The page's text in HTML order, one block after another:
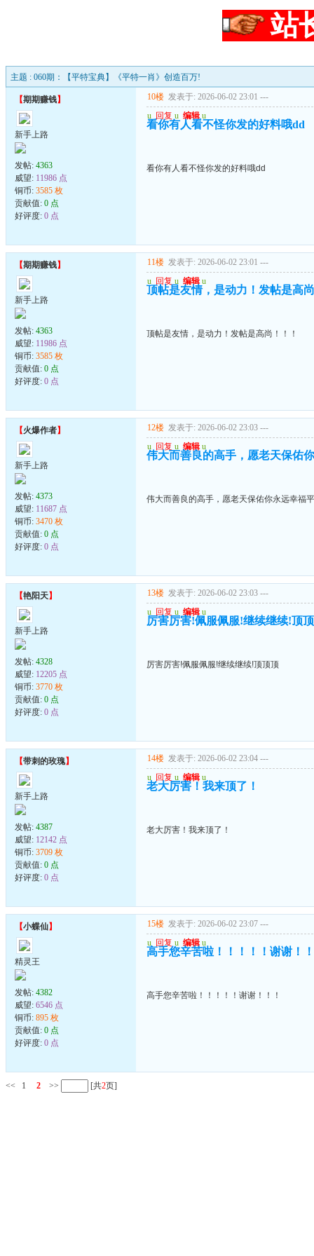
站
主题 : 060期：【平特宝典】《平特一肖》创造百万!
【期期赚钱】
新手上路
发帖: 4363
威望: 11986 点
铜币: 3585 枚
贡献值: 0 点
好评度: 0 点
10楼 发表于: 2026-06-02 23:01 ---
u 回复 u 编辑 u
看你有人看不怪你发的好料哦dd
看你有人看不怪你发的好料哦dd
【期期赚钱】
新手上路
发帖: 4363
威望: 11986 点
铜币: 3585 枚
贡献值: 0 点
好评度: 0 点
11楼 发表于: 2026-06-02 23:01 ---
u 回复 u 编辑 u
顶帖是友情，是动力！发帖是高
顶帖是友情，是动力！发帖是高尚！！！
【火爆作者】
新手上路
发帖: 4373
威望: 11687 点
铜币: 3470 枚
贡献值: 0 点
好评度: 0 点
12楼 发表于: 2026-06-02 23:03 ---
u 回复 u 编辑 u
伟大而善良的高手，愿老天保佑
伟大而善良的高手，愿老天保佑你永远幸福
【艳阳天】
新手上路
发帖: 4328
威望: 12205 点
铜币: 3770 枚
贡献值: 0 点
好评度: 0 点
13楼 发表于: 2026-06-02 23:03 ---
u 回复 u 编辑 u
厉害厉害!佩服佩服!继续继续!顶
厉害厉害!佩服佩服!继续继续!顶顶顶
【带刺的玫瑰】
新手上路
发帖: 4387
威望: 12142 点
铜币: 3709 枚
贡献值: 0 点
好评度: 0 点
14楼 发表于: 2026-06-02 23:04 ---
u 回复 u 编辑 u
老大厉害！我来顶了！
老大厉害！我来顶了！
【小蝶仙】
精灵王
发帖: 4382
威望: 6546 点
铜币: 895 枚
贡献值: 0 点
好评度: 0 点
15楼 发表于: 2026-06-02 23:07 ---
u 回复 u 编辑 u
高手您辛苦啦！！！！！谢谢！
高手您辛苦啦！！！！！谢谢！！！
<< 1 2 >> [共2页]